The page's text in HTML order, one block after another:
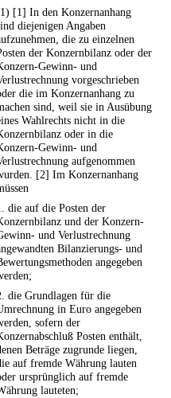
[1] In den Konzernanhang
diejenigen Angaben
die zu einzelnen
der Konzernbilanz oder der
Gewinn- und
vorgeschrieben
die im Konzernanhang zu
sind, weil sie in Ausübung
Wahlrechts nicht in die
oder in die
Gewinn- und
aufgenommen
[2] Im Konzernanhang
die auf die Posten der
und der Konzern-
und Verlustrechnung
Bilanzierungs- und
angegeben
die Grundlagen für die
in Euro angegeben
sofern der
Posten enthält,
Beträge zugrunde liegen,
auf fremde Währung lauten
ursprünglich auf fremde
lauteten;